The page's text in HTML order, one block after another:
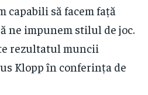
capabili să facem față
ne impunem stilul de joc.
rezultatul muncii
Klopp în conferința de